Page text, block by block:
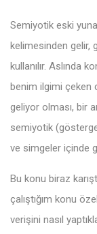
Semiyotik eski
kelimesinden gelir,
kullanılır. Aslında
benim ilgimi çeken
geliyor olması, bir
semiyotik
ve simgeler içinde
Bu konu biraz
çalıştığım konu
verişini nasıl